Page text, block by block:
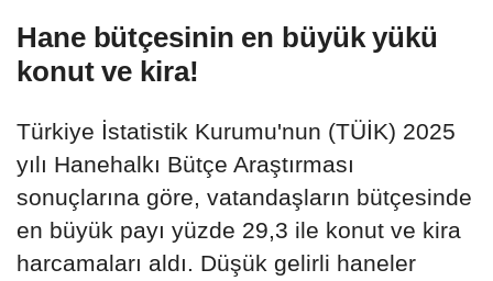
Hane bütçesinin en büyük yükü
konut ve kira!
Türkiye İstatistik Kurumu'nun (TÜİK) 2025
yılı Hanehalkı Bütçe Araştırması
sonuçlarına göre, vatandaşların bütçesinde
en büyük payı yüzde 29,3 ile konut ve kira
harcamaları aldı. Düşük gelirli haneler